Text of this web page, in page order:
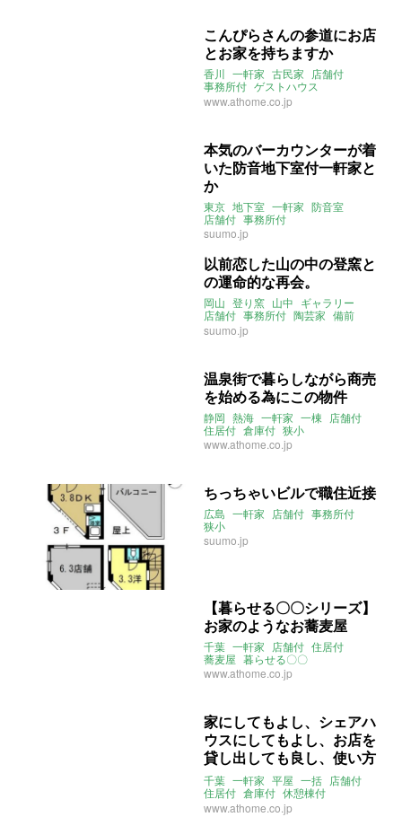
こんぴらさんの参道にお店
とお家を持ちますか
香川 一軒家 古民家
店舗付
事務所付 ゲストハウス
こんぴらさん
金刀比羅宮
金丸座も近いよ
www.athome.co.jp
本気のバーカウンターが着
いた防音地下室付一軒家と
か
東京 地下室 一軒家 防音室
店舗付 事務所付
suumo.jp
以前恋した山の中の登窯と
の運命的な再会。
岡山 登り窯 山中 ギャラリー
店舗付 事務所付 陶芸家 備前
陶芸 一軒家
suumo.jp
温泉街で暮らしながら商売
を始める為にこの物件
静岡 熱海 一軒家 一棟
店舗付
住居付 倉庫付 狭小
www.athome.co.jp
ちっちゃいビルで職住近接
広島 一軒家 店舗付 事務所付
狭小
suumo.jp
【暮らせる〇〇シリーズ】
お家のようなお蕎麦屋
千葉 一軒家 店舗付 住居付
蕎麦屋 暮らせる〇〇
www.athome.co.jp
家にしてもよし、シェアハ
ウスにしてもよし、お店を
貸し出しても良し、使い方
はあなた次第の6棟一括
千葉 一軒家 平屋 一括 店舗付
住居付 倉庫付 休憩棟付
ゲストハウス
シェアハウス
www.athome.co.jp